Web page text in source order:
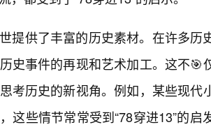
提供了丰富的历史素材。在许多历
史事件的再现和艺术加工。这不🎯
考历史的新视角。例如，某些现代
这些情节常常受到“78穿进13”的